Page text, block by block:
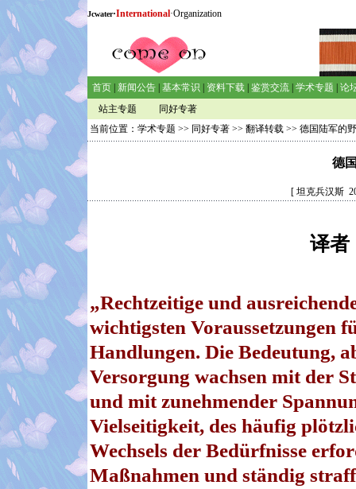
Jcwater·International·Organization
首页 新闻公告 基本常识 资料下载 鉴赏交流 学术专题
论
站主专题
同好专著
当前位置： 学术专题 >> 同好专著 >> 翻译转载 >> 德国陆军的
德
[ 坦克兵汉斯
译者
„Rechtzeitige und
wichtigsten Voraussetzungen
Handlungen. Die Bedeutung,
Versorgung wachsen mit der
und mit zunehmender
Vielseitigkeit, des häufig
Wechsels der Bedürfnisse
Maßnahmen und ständig